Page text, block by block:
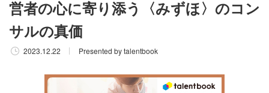
営者の心に寄り添う〈みずほ〉のコン
サルの真価
2023.12.22 Presented by talentbook